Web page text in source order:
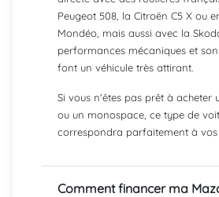
Peugeot 508, la Citroën C5 X ou
Mondéo, mais aussi avec la
performances mécaniques et
font un véhicule très attirant.
Si vous n'êtes pas prêt à acheter
ou un monospace, ce type de
correspondra parfaitement à vos
Comment financer ma